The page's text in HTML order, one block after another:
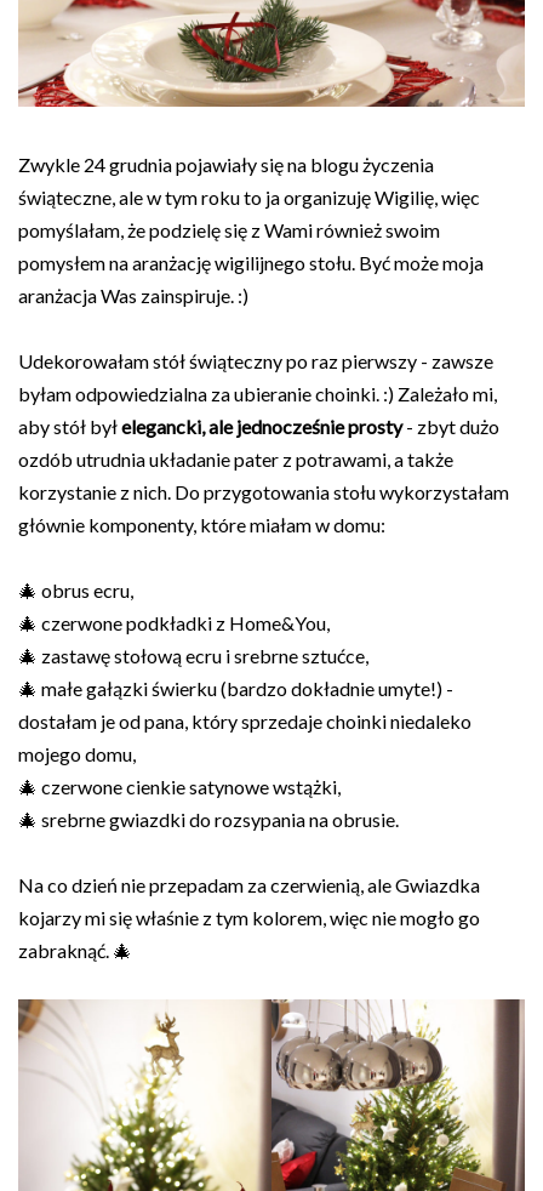
Zwykle 24 grudnia pojawiały się na blogu życzenia
świąteczne, ale w tym roku to ja organizuję Wigilię, więc
pomyślałam, że podzielę się z Wami również swoim
pomysłem na aranżację wigilijnego stołu. Być może moja
aranżacja Was zainspiruje. :)
Udekorowałam stół świąteczny po raz pierwszy - zawsze
byłam odpowiedzialna za ubieranie choinki. :) Zależało mi,
aby stół byłelegancki, ale jednocześnie prosty- zbyt dużo
ozdób utrudnia układanie pater z potrawami, a także
korzystanie z nich. Do przygotowania stołu wykorzystałam
głównie komponenty, które miałam w domu:
🎄 obrus ecru,
🎄 czerwone podkładki z Home&You,
🎄 zastawę stołową ecru i srebrne sztućce,
🎄 małe gałązki świerku (bardzo dokładnie umyte!) -
dostałam je od pana, który sprzedaje choinki niedaleko
mojego domu,
🎄 czerwone cienkie satynowe wstążki,
🎄 srebrne gwiazdki do rozsypania na obrusie.
Na co dzień nie przepadam za czerwienią, ale Gwiazdka
kojarzy mi się właśnie z tym kolorem, więc nie mogło go
zabraknąć. 🎄